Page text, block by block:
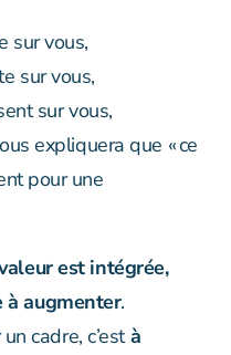
sur vous,
sur vous,
sur vous,
expliquera que « ce
pour une
est intégrée,
à augmenter.
cadre, c’està